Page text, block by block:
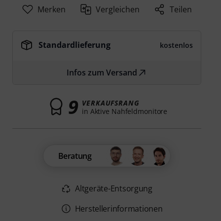
Merken Vergleichen Teilen
Standardlieferung kostenlos
Infos zum Versand
9 VERKAUFSRANG
in Aktive Nahfeldmonitore
Beratung
Altgeräte-Entsorgung
Herstellerinformationen